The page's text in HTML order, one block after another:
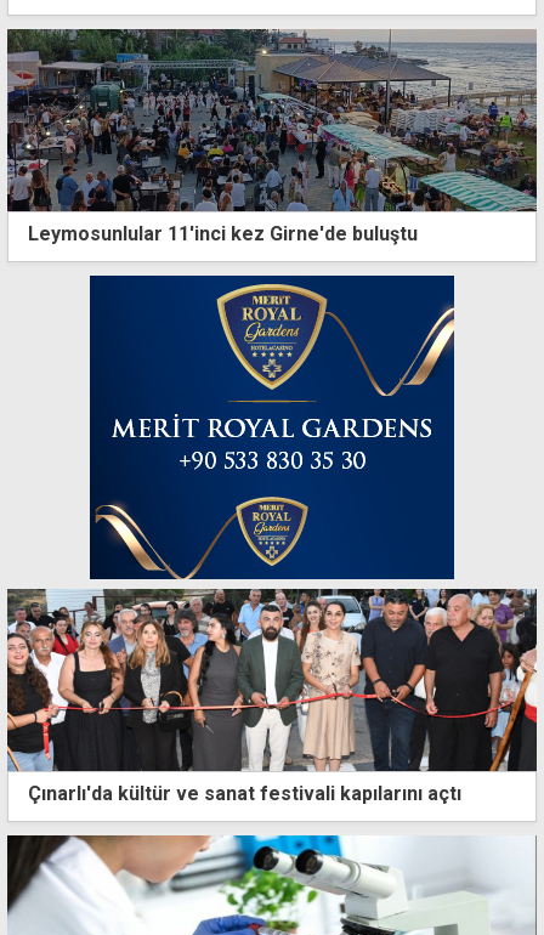
Leymosunlular 11'inci kez Girne'de buluştu
Çınarlı'da kültür ve sanat festivali kapılarını açtı